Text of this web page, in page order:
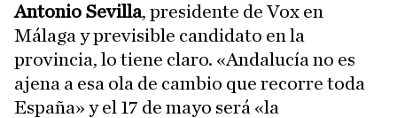
Antonio Sevilla, presidente de Vox en
Málaga y previsible candidato en la
provincia, lo tiene claro. «Andalucía no es
ajena a esa ola de cambio que recorre toda
España» y el 17 de mayo será «la